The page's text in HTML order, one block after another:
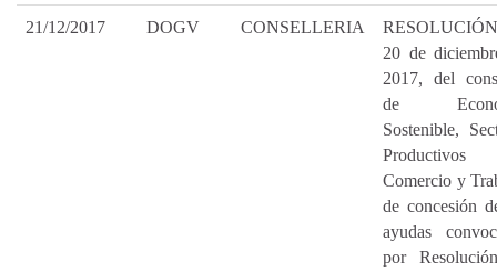
21/12/2017 DOGV CONSELLERIA
20 de
2017, del
de
Sostenible,
Productivos
Comercio y
de concesión
ayudas
por